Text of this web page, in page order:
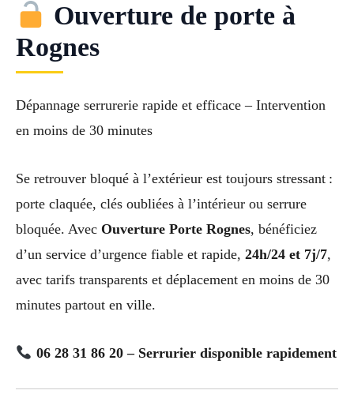
Ouverture de porte à
Rognes
Dépannage serrurerie rapide et efficace – Intervention
en moins de 30 minutes
Se retrouver bloqué à l’extérieur est toujours stressant :
porte claquée, clés oubliées à l’intérieur ou serrure
bloquée. Avec Ouverture Porte Rognes, bénéficiez
d’un service d’urgence fiable et rapide, 24h/24 et 7j/7,
avec tarifs transparents et déplacement en moins de 30
minutes partout en ville.
06 28 31 86 20 – Serrurier disponible rapidement